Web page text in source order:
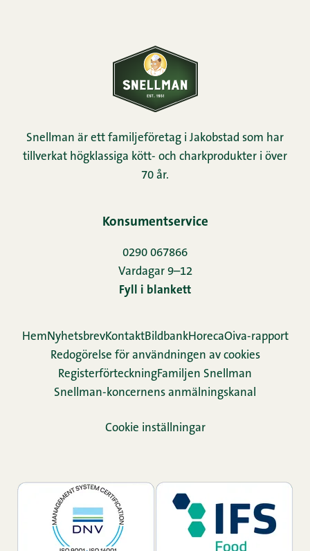
Snellman är ett familjeföretag i Jakobstad som har
tillverkat högklassiga kött- och charkprodukter i över
70 år.
Konsumentservice
0290 067866
Vardagar 9–12
Fyll i blankett
HemNyhetsbrevKontaktBildbankHorecaOiva-rapport
Redogörelse för användningen av cookies
Re­gis­ter­för­teck­ningFamiljen Snellman
Snellman-koncernens anmälningskanal
Cookie inställningar